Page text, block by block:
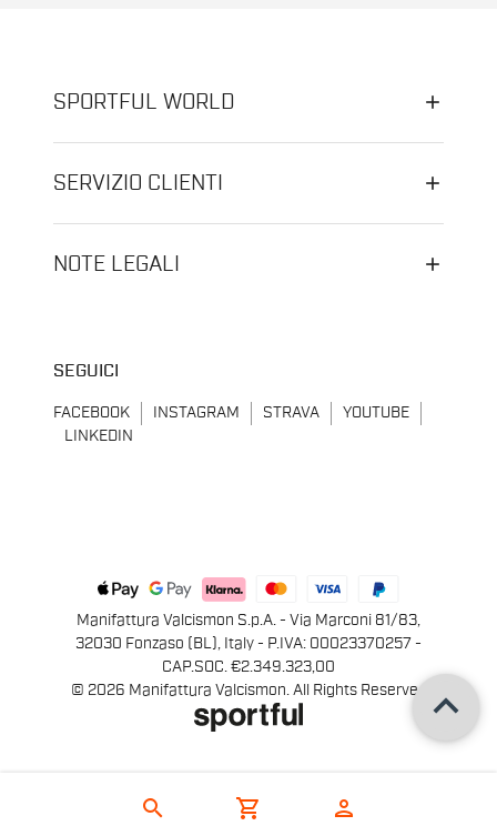
search shopping_cart person
SPORTFUL WORLD
SERVIZIO CLIENTI
NOTE LEGALI
SEGUICI
FACEBOOK INSTAGRAM STRAVA
YOUTUBE
LINKEDIN
Manifattura Valcismon S.p.A. - Via Marconi 81/83,
32030 Fonzaso (BL), Italy - P.IVA: 00023370257 -
CAP.SOC. €2.349.323,00
© 2026 Manifattura Valcismon. All Rights Reserved
keyboard_arrow_up